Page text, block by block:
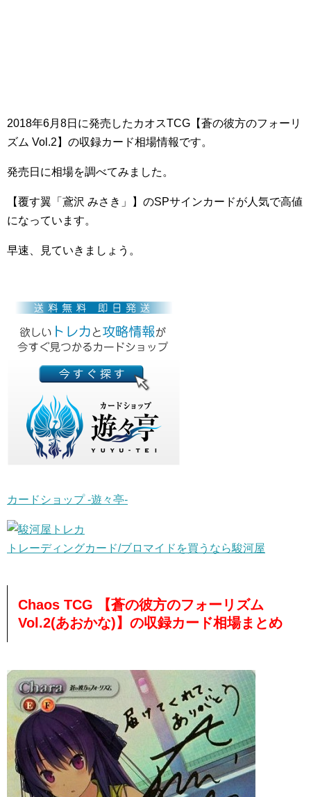
2018年6月8日に発売したカオスTCG【蒼の彼方のフォーリ
ズム Vol.2】の収録カード相場情報です。
発売日に相場を調べてみました。
【覆す翼「鳶沢 みさき」】のSPサインカードが人気で高値
になっています。
早速、見ていきましょう。
カードショップ -遊々亭-
トレーディングカード/ブロマイドを買うなら駿河屋
Chaos TCG 【蒼の彼方のフォーリズム
Vol.2(あおかな)】の収録カード相場まとめ